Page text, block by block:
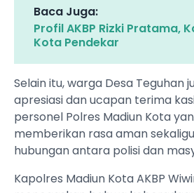
Baca Juga:
Profil AKBP Rizki Pratama,
Kota Pendekar
Selain itu, warga Desa Teguhan
apresiasi dan ucapan terima
personel Polres Madiun Kota
memberikan rasa aman
hubungan antara polisi dan
Kapolres Madiun Kota AKBP